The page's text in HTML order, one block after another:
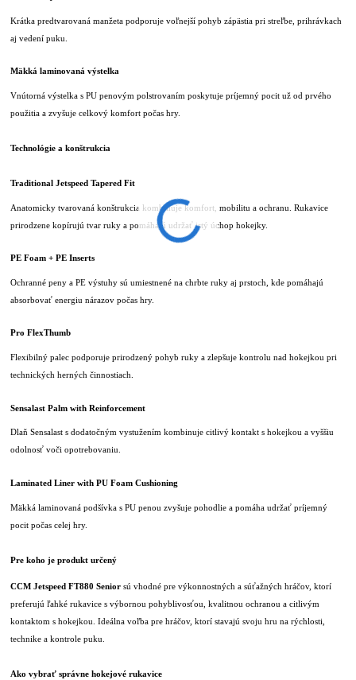
Krátka predtvarovaná manžeta podporuje voľnejší pohyb zápästia pri streľbe, prihrávkach
aj vedení puku.
Mäkká laminovaná výstelka
Vnútorná výstelka s PU penovým polstrovaním poskytuje príjemný pocit už od prvého
použitia a zvyšuje celkový komfort počas hry.
Technológie a konštrukcia
Traditional Jetspeed Tapered Fit
Anatomicky tvarovaná konštrukcia kombinuje komfort, mobilitu a ochranu. Rukavice
prirodzene kopírujú tvar ruky a pomáhajú udržať istý úchop hokejky.
PE Foam + PE Inserts
Ochranné peny a PE výstuhy sú umiestnené na chrbte ruky aj prstoch, kde pomáhajú
absorbovať energiu nárazov počas hry.
Pro FlexThumb
Flexibilný palec podporuje prirodzený pohyb ruky a zlepšuje kontrolu nad hokejkou pri
technických herných činnostiach.
Sensalast Palm with Reinforcement
Dlaň Sensalast s dodatočným vystužením kombinuje citlivý kontakt s hokejkou a vyššiu
odolnosť voči opotrebovaniu.
Laminated Liner with PU Foam Cushioning
Mäkká laminovaná podšívka s PU penou zvyšuje pohodlie a pomáha udržať príjemný
pocit počas celej hry.
Pre koho je produkt určený
CCM Jetspeed FT880 Senior sú vhodné pre výkonnostných a súťažných hráčov, ktorí
preferujú ľahké rukavice s výbornou pohyblivosťou, kvalitnou ochranou a citlivým
kontaktom s hokejkou. Ideálna voľba pre hráčov, ktorí stavajú svoju hru na rýchlosti,
technike a kontrole puku.
Ako vybrať správne hokejové rukavice